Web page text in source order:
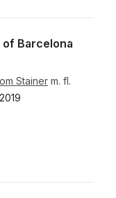
of Barcelona
Stainer m. fl.
2019